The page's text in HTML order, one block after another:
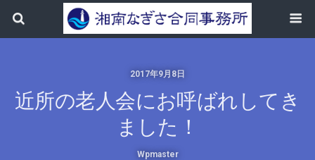
2017年9月8日
近所の老人会にお呼ばれしてき
ました！
Wpmaster